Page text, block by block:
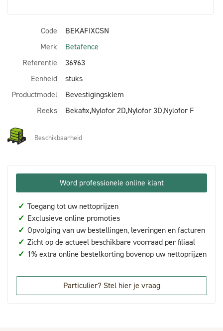
Code
BEKAFIXCSN
Merk
Betafence
Referentie
36963
Eenheid
stuks
Productmodel
Bevestigingsklem
Reeks
Bekafix,Nylofor 2D,Nylofor 3D,Nylofor F
Beschikbaarheid
Word professionele online klant
✓ Toegang tot uw nettoprijzen
✓ Exclusieve online promoties
✓ Opvolging van uw bestellingen, leveringen en facturen
✓ Zicht op de actueel beschikbare voorraad per filiaal
✓ 1% extra online bestelkorting bovenop uw nettoprijzen
Particulier? Stel hier je vraag